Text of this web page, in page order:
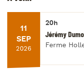
11
SEP
2026
20h
Jérémy
Ferme